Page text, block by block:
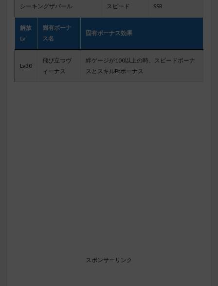
シーキングザパール スピード SSR
解放
Lv
固有ボーナ
ス名
固有ボーナス効果
Lv30
飛び立つヴ
ィーナス
絆ゲージが100以上の時、スピードボーナ
スとスキルPtボーナス
スポンサーリンク